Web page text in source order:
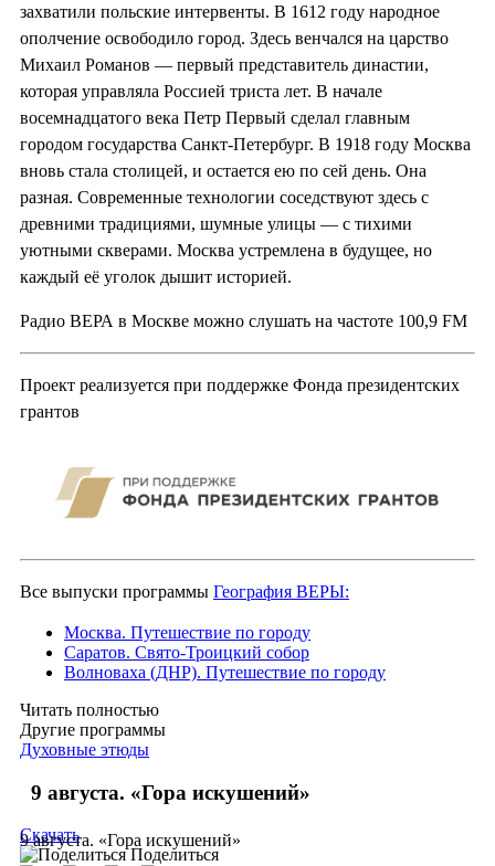
захватили польские интервенты. В 1612 году народное
ополчение освободило город. Здесь венчался на царство
Михаил Романов — первый представитель династии,
которая управляла Россией триста лет. В начале
восемнадцатого века Петр Первый сделал главным
городом государства Санкт-Петербург. В 1918 году Москва
вновь стала столицей, и остается ею по сей день. Она
разная. Современные технологии соседствуют здесь с
древними традициями, шумные улицы — с тихими
уютными скверами. Москва устремлена в будущее, но
каждый её уголок дышит историей.
Радио ВЕРА в Москве можно слушать на частоте 100,9 FM
Проект реализуется при поддержке Фонда президентских
грантов
Все выпуски программы География ВЕРЫ:
Москва. Путешествие по городу
Саратов. Свято-Троицкий собор
Волноваха (ДНР). Путешествие по городу
Читать полностью
Другие программы
Духовные этюды
9 августа. «Гора искушений»
9 августа. «Гора искушений»
Скачать
Поделиться